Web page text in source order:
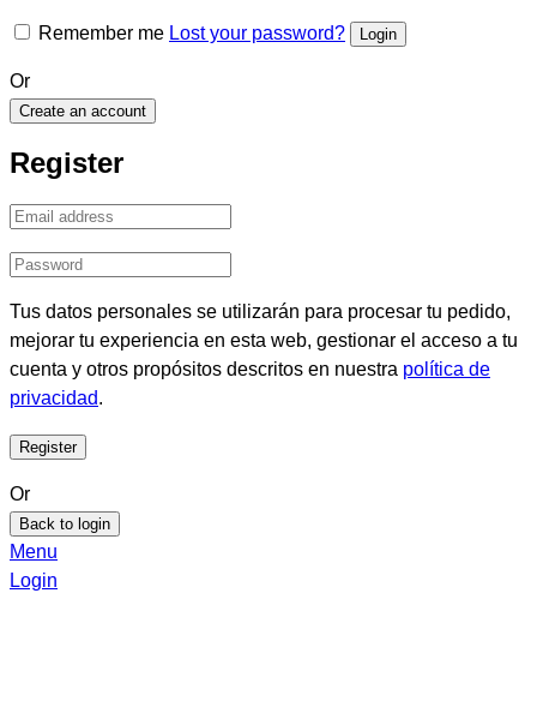
Remember me Lost your password?
Or
Create an account
Register
Tus datos personales se utilizarán para procesar tu pedido,
mejorar tu experiencia en esta web, gestionar el acceso a tu
cuenta y otros propósitos descritos en nuestra política de
privacidad.
Or
Back to login
Menu
Login